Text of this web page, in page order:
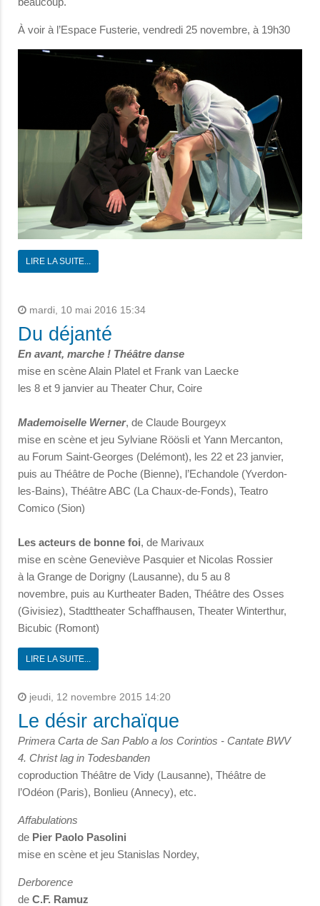
À voir à l’Espace Fusterie, vendredi 25 novembre, à 19h30
LIRE LA SUITE...
mardi, 10 mai 2016 15:34
Du déjanté
En avant, marche ! Théâtre danse
mise en scène Alain Platel et Frank van Laecke
les 8 et 9 janvier au Theater Chur, Coire
Mademoiselle Werner, de Claude Bourgeyx
mise en scène et jeu Sylviane Röösli et Yann Mercanton,
au Forum Saint-Georges (Delémont), les 22 et 23 janvier,
puis au Théâtre de Poche (Bienne), l’Echandole (Yverdon-
les-Bains), Théâtre ABC (La Chaux-de-Fonds), Teatro
Comico (Sion)
Les acteurs de bonne foi, de Marivaux
mise en scène Geneviève Pasquier et Nicolas Rossier
à la Grange de Dorigny (Lausanne), du 5 au 8
novembre, puis au Kurtheater Baden, Théâtre des Osses
(Givisiez), Stadttheater Schaffhausen, Theater Winterthur,
Bicubic (Romont)
LIRE LA SUITE...
jeudi, 12 novembre 2015 14:20
Le désir archaïque
Primera Carta de San Pablo a los Corintios - Cantate BWV
4. Christ lag in Todesbanden
coproduction Théâtre de Vidy (Lausanne), Théâtre de
l’Odéon (Paris), Bonlieu (Annecy), etc.
Affabulations
de Pier Paolo Pasolini
mise en scène et jeu Stanislas Nordey,
Derborence
de C.F. Ramuz